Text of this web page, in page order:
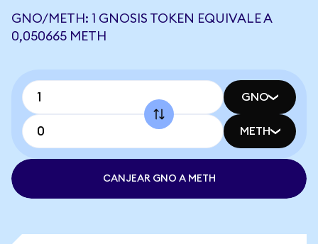
GNO/METH: 1 GNOSIS TOKEN EQUIVALE A
0,050665 METH
GNO
METH
CANJEAR GNO A METH